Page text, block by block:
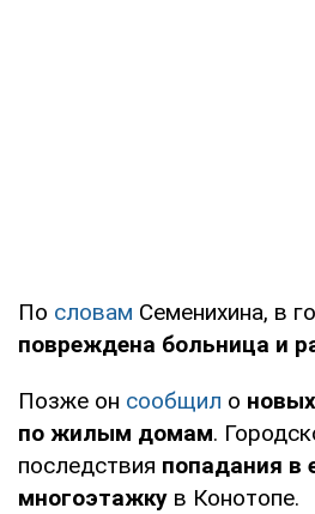
По словам Семенихина, в
повреждена больница и
Позже он сообщил о
по жилым домам.
последствия попадания в
многоэтажку в Конотопе.